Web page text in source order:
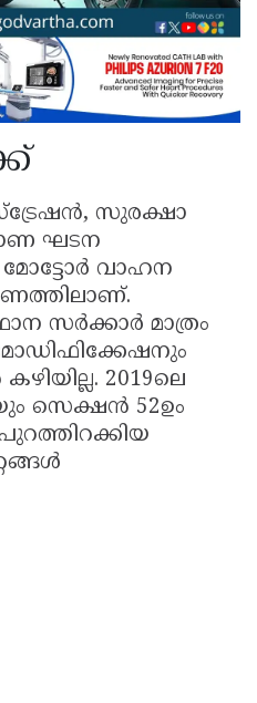
സുരക്ഷാ
ഘടന
മോട്ടോർ വാഹന
സർക്കാർ മാത്രം
2019ലെ
സെക്ഷൻ 52ഉം